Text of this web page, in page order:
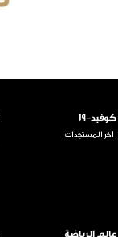
كوفيد-19
آخر المستجدات
عالم الرياضة